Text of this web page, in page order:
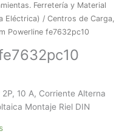
Ferretería y Material
Eléctrica) / Centros de Carga,
Powerline fe7632pc10
10 A, Corriente Alterna
Montaje Riel DIN